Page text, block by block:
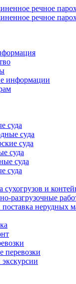
речное
речное
информации
суда
суда
суда
суда
суда
суда
сухогрузов и
разгрузочные
нерудных
перевозки